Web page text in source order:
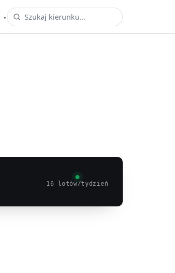
▾
16 lotów/tydzień